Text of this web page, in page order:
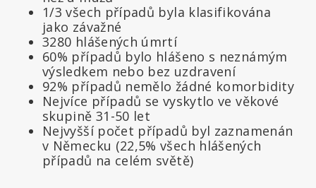
1/3 všech případů byla klasifikována
jako závažné
3280 hlášených úmrtí
60% případů bylo hlášeno s neznámým
výsledkem nebo bez uzdravení
92% případů nemělo žádné komorbidity
Nejvíce případů se vyskytlo ve věkové
skupině 31-50 let
Nejvyšší počet případů byl zaznamenán
v Německu (22,5% všech hlášených
případů na celém světě)